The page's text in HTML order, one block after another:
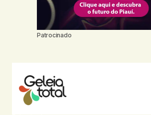
Patrocinado